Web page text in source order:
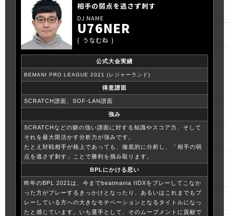
相手の弱点を逃さず刺す
U76NER
うなむね
公式大会実績
BEMANI PRO LEAGUE 2021 (レジャーランド)
得意譜面
SCRATCH譜面、SOF-LAN譜面
強み
SCRATCHなどの癖の強い譜面に対する知識やスコア力、そして
それを最大限活かす分析力が強みです。
たとえ対戦相手が格上であっても、徹底的に分析し、「相手の弱
点を逃さず刺す」ことで勝利を掴み取ります。
BPLにかける思い
昨年のBPL 2021は、今までbeatmania IIDXをプレーしてこなか
った方がプレーするきっかけとなったり、あるいはこれまでもプ
レーしている方への大きなモチベーションとなるタイトルになっ
たと感じています。いち選手として、そのムーブメントに貢献で